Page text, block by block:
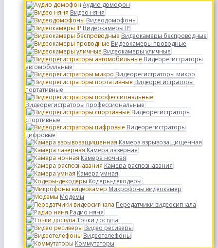
Аудио домофон
Видео няня
Видеодомофоны
Видеокамеры IP
Видеокамеры беспроводные
Видеокамеры проводные
Видеокамеры уличные
Видеорегистраторы
автомобильные
Видеорегистраторы микро
Видеорегистраторы
портативные
Видеорегистраторы профессиональные
Видеорегистраторы
спортивные
Видеорегистраторы
цифровые
Камера взрывозащищенная
Камера лазерная
Камера ночная
Камера распознавания
Камера умная
Кодеры-декодеры
Микрофоны видеокамер
Модемы
Передатчики видеосигнала
Радио няня
Точки доступа
Видео ресиверы
Видеотелефоны
Коммутаторы